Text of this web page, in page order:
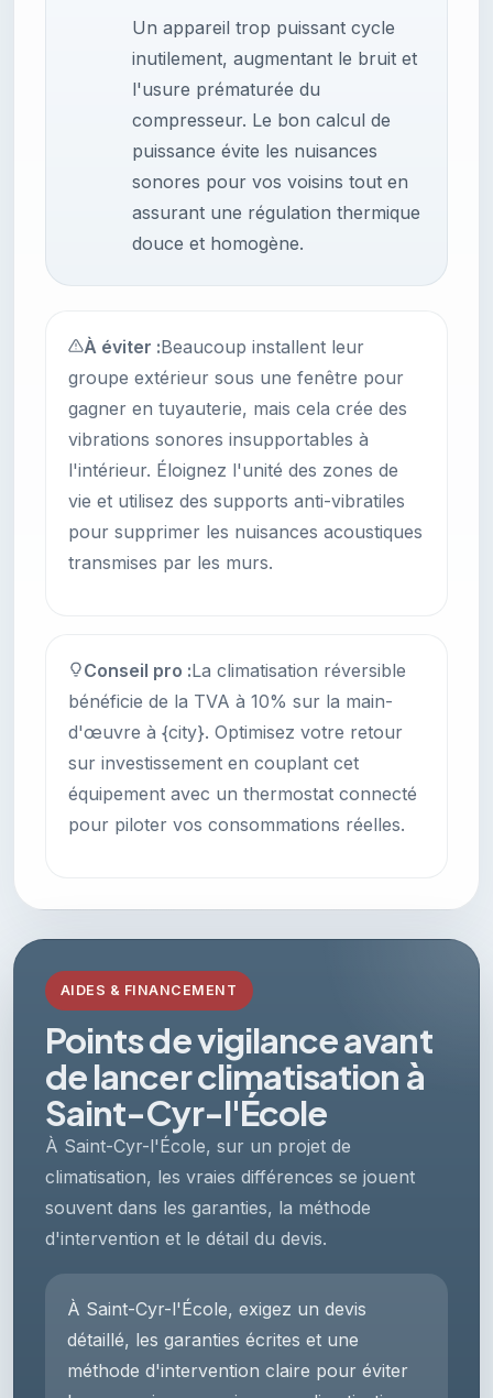
Un appareil trop puissant cycle
inutilement, augmentant le bruit et
l'usure prématurée du
compresseur. Le bon calcul de
puissance évite les nuisances
sonores pour vos voisins tout en
assurant une régulation thermique
douce et homogène.
À éviter :Beaucoup installent leur
groupe extérieur sous une fenêtre pour
gagner en tuyauterie, mais cela crée des
vibrations sonores insupportables à
l'intérieur. Éloignez l'unité des zones de
vie et utilisez des supports anti-vibratiles
pour supprimer les nuisances acoustiques
transmises par les murs.
Conseil pro :La climatisation réversible
bénéficie de la TVA à 10% sur la main-
d'œuvre à {city}. Optimisez votre retour
sur investissement en couplant cet
équipement avec un thermostat connecté
pour piloter vos consommations réelles.
AIDES & FINANCEMENT
Points de vigilance avant
de lancer climatisation à
Saint-Cyr-l'École
À Saint-Cyr-l'École, sur un projet de
climatisation, les vraies différences se jouent
souvent dans les garanties, la méthode
d'intervention et le détail du devis.
À Saint-Cyr-l'École, exigez un devis
détaillé, les garanties écrites et une
méthode d'intervention claire pour éviter